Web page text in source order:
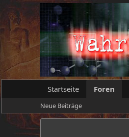
Startseite Foren
Neue Beiträge